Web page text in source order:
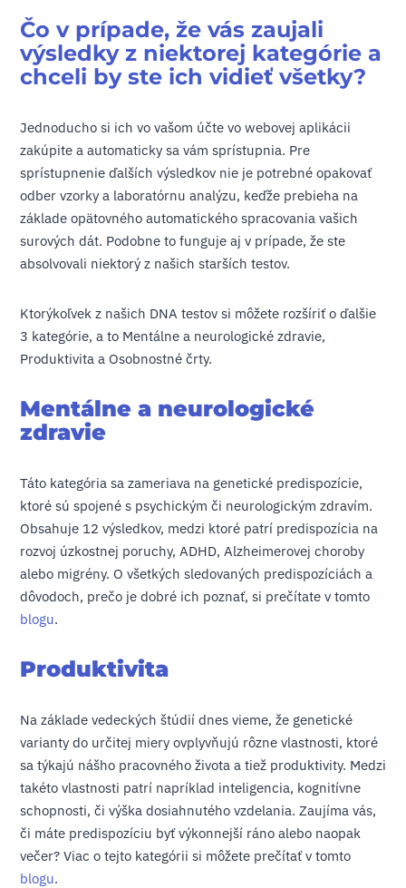
Čo v prípade, že vás zaujali
výsledky z niektorej kategórie a
chceli by ste ich vidieť všetky?
Jednoducho si ich vo vašom účte vo webovej aplikácii
zakúpite a automaticky sa vám sprístupnia. Pre
sprístupnenie ďalších výsledkov nie je potrebné opakovať
odber vzorky a laboratórnu analýzu, keďže prebieha na
základe opätovného automatického spracovania vašich
surových dát. Podobne to funguje aj v prípade, že ste
absolvovali niektorý z našich starších testov.
Ktorýkoľvek z našich DNA testov si môžete rozšíriť o ďalšie
3 kategórie, a to Mentálne a neurologické zdravie,
Produktivita a Osobnostné črty.
Mentálne a neurologické
zdravie
Táto kategória sa zameriava na genetické predispozície,
ktoré sú spojené s psychickým či neurologickým zdravím.
Obsahuje 12 výsledkov, medzi ktoré patrí predispozícia na
rozvoj úzkostnej poruchy, ADHD, Alzheimerovej choroby
alebo migrény. O všetkých sledovaných predispozíciách a
dôvodoch, prečo je dobré ich poznať, si prečítate v tomto
blogu.
Produktivita
Na základe vedeckých štúdií dnes vieme, že genetické
varianty do určitej miery ovplyvňujú rôzne vlastnosti, ktoré
sa týkajú nášho pracovného života a tiež produktivity. Medzi
takéto vlastnosti patrí napríklad inteligencia, kognitívne
schopnosti, či výška dosiahnutého vzdelania. Zaujíma vás,
či máte predispozíciu byť výkonnejší ráno alebo naopak
večer? Viac o tejto kategórii si môžete prečítať v tomto
blogu.